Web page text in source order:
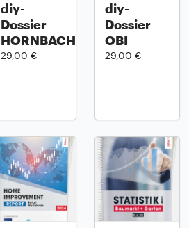
diy-
Dossier
HORNBACH
29,00 €
diy-
Dossier
OBI
29,00 €